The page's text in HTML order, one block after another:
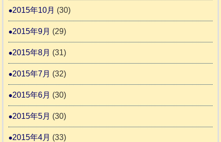
2015年10月 (30)
2015年9月 (29)
2015年8月 (31)
2015年7月 (32)
2015年6月 (30)
2015年5月 (30)
2015年4月 (33)